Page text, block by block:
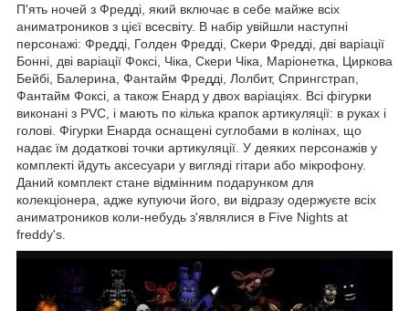
П'ять ночей з Фредді, який включає в себе майже всіх
аниматроников з цієї всесвіту. В набір увійшли наступні
персонажі: Фредді, Голден Фредді, Скери Фредді, дві варіації
Бонні, дві варіації Фоксі, Чіка, Скери Чіка, Маріонетка, Циркова
Бейбі, Балерина, Фантайм Фредді, Лолбит, Спрингстрап,
Фантайм Фоксі, а також Енард у двох варіаціях. Всі фігурки
виконані з PVC, і мають по кілька крапок артикуляції: в руках і
голові. Фігурки Енарда оснащені суглобами в колінах, що
надає їм додаткові точки артикуляції. У деяких персонажів у
комплекті йдуть аксесуари у вигляді гітари або мікрофону.
Даний комплект стане відмінним подарунком для
колекціонера, адже купуючи його, ви відразу одержуєте всіх
аниматроников коли-небудь з'являлися в Five Nights at
freddy's.